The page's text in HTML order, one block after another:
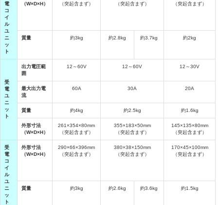
電
コ
イ
ル
ユ
ニ
ッ
ト
（W×D×H）
（突起含まず）
（突起含まず）
（突起含まず）
質量 約3kg 約2.8kg 約3.7kg 約2kg
受
電
ユ
ニ
ッ
ト
出力電圧範
囲
12～60V 12～60V 12～30V
最大出力電
流
60A 30A 20A
質量 約4kg 約2.5kg 約1.6kg
外形寸法
（W×D×H）
261×354×80mm
（突起含まず）
355×183×50mm
（突起含まず）
145×135×80mm
（突起含まず）
受
電
コ
イ
ル
ユ
ニ
ッ
ト
外形寸法
（W×D×H）
290×66×396mm
（突起含まず）
380×38×150mm
（突起含まず）
170×45×100mm
（突起含まず）
質量 約3kg 約2.6kg 約3.6kg 約1.5kg